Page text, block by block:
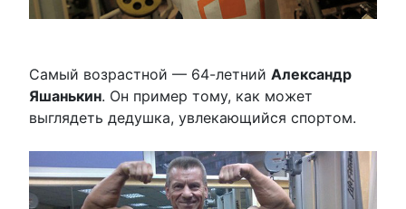
Самый возрастной — 64-летний Александр
Яшанькин. Он пример тому, как может
выглядеть дедушка, увлекающийся спортом.